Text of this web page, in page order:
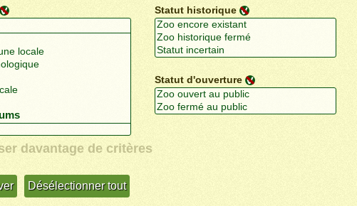
Statut historique
Statut d'ouverture
davantage de critères